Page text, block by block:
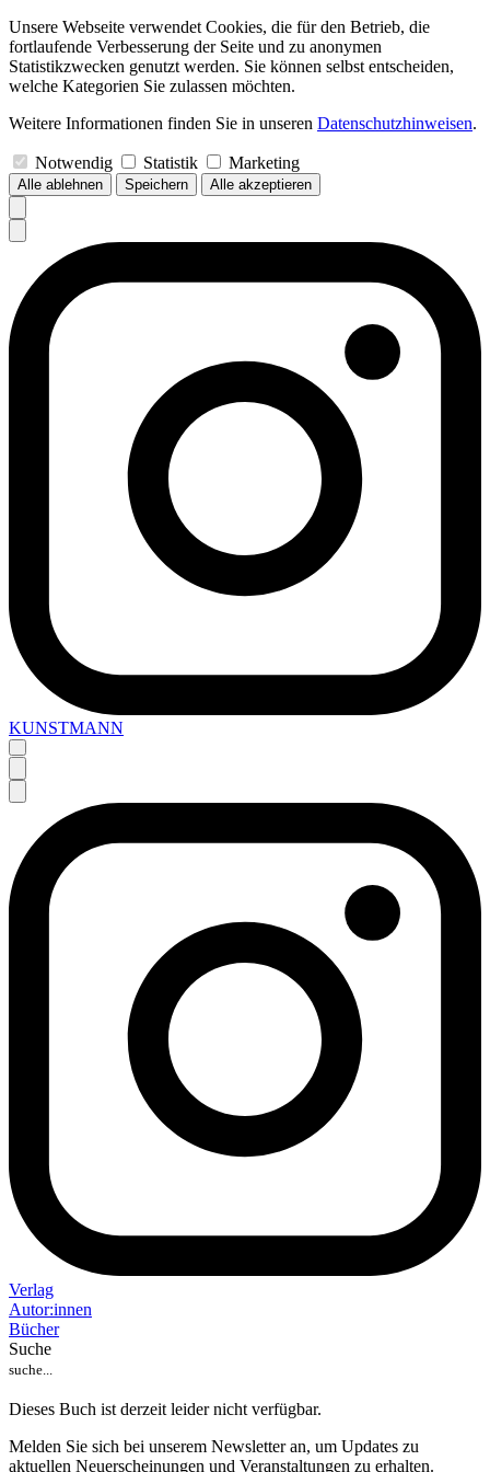
Unsere Webseite verwendet Cookies, die für den Betrieb, die
fortlaufende Verbesserung der Seite und zu anonymen
Statistikzwecken genutzt werden. Sie können selbst entscheiden,
welche Kategorien Sie zulassen möchten.
Weitere Informationen finden Sie in unseren Datenschutzhinweisen.
Notwendig Statistik Marketing
Alle ablehnen Speichern Alle akzeptieren
KUNSTMANN
Verlag
Autor:innen
Bücher
Suche
Dieses Buch ist derzeit leider nicht verfügbar.
Melden Sie sich bei unserem Newsletter an, um Updates zu
aktuellen Neuerscheinungen und Veranstaltungen zu erhalten.